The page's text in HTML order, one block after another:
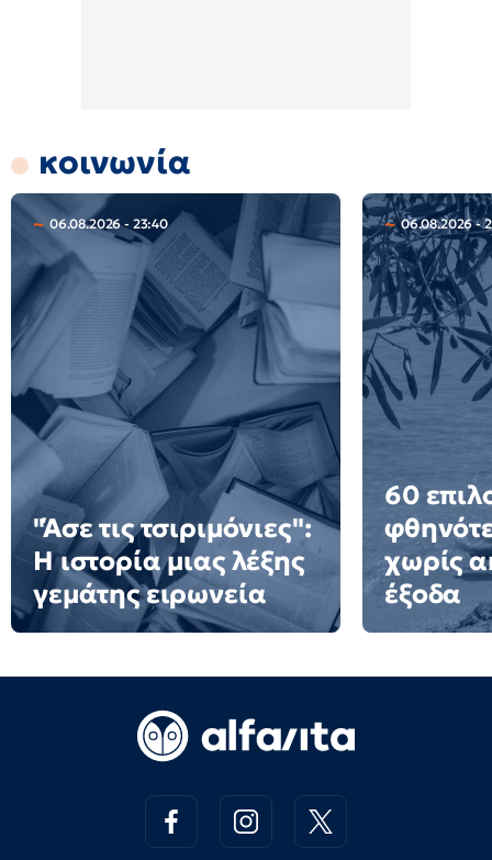
κοινωνία
06.08.2026 - 23:40
"Άσε τις τσιριμόνιες":
Η ιστορία μιας λέξης
γεμάτης ειρωνεία
06.08.2026 -
60
χωρίς
έξοδα